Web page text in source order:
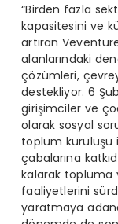
“Birden fazla
kapasitesini ve
artıran
alanlarındaki
çözümleri,
destekliyor. 6
girişimciler ve
olarak sosyal
toplum kuruluşu
çabalarına
kalarak topluma
faaliyetlerini
yaratmaya